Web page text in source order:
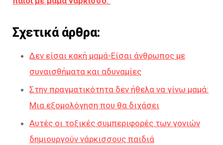
Σχετικά άρθρα:
Δεν είσαι κακή μαμά-Είσαι άνθρωπος με
συναισθήματα και αδυναμίες
Στην πραγματικότητα δεν ήθελα να γίνω μαμά:
Μια εξομολόγηση που θα διχάσει
Αυτές οι τοξικές συμπεριφορές των γονιών
δημιουργούν νάρκισσους παιδιά